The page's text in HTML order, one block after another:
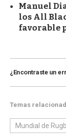
Manuel
los All
favorable
¿Encontraste un
Temas
Mundial de